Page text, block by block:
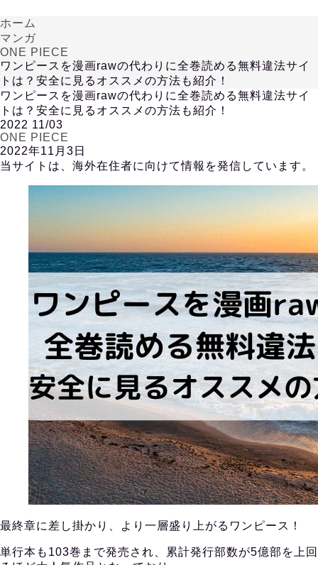
ホーム
マンガ
ONE PIECE
ワンピースを漫画rawの代わりに全巻読める無料違法サイ
トは？安全に見るオススメの方法も紹介！
ワンピースを漫画rawの代わりに全巻読める無料違法サイ
トは？安全に見るオススメの方法も紹介！
2022 11/03
ONE PIECE
2022年11月3日
当サイトは、海外在住者に向けて情報を発信しています。
最終章に差し掛かり、より一層盛り上がるワンピース！
単行本も103巻まで発売され、累計発行部数が5億部を上回